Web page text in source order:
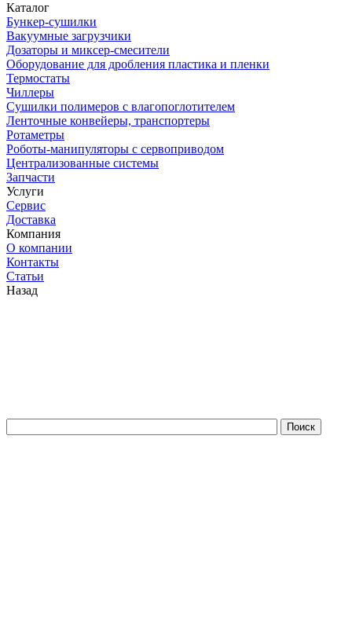
Каталог
Бункер-сушилки
Вакуумные загрузчики
Дозаторы и миксер-смесители
Оборудование для дробления пластика и пленки
Термостаты
Чиллеры
Сушилки полимеров с влагопоглотителем
Ленточные конвейеры, транспортеры
Ротаметры
Роботы-манипуляторы с сервоприводом
Централизованные системы
Запчасти
Услуги
Сервис
Доставка
Компания
О компании
Контакты
Статьи
Назад